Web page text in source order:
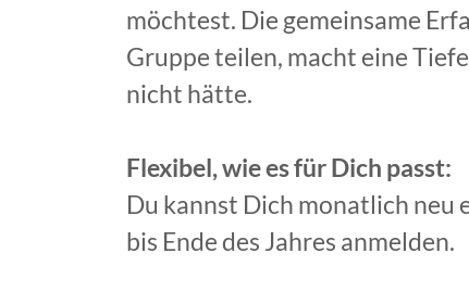
möchtest. Die gemeinsame
Gruppe teilen, macht eine
nicht hätte.
Flexibel, wie es für Dich passt:
Du kannst Dich monatlich neu
bis Ende des Jahres anmelden.